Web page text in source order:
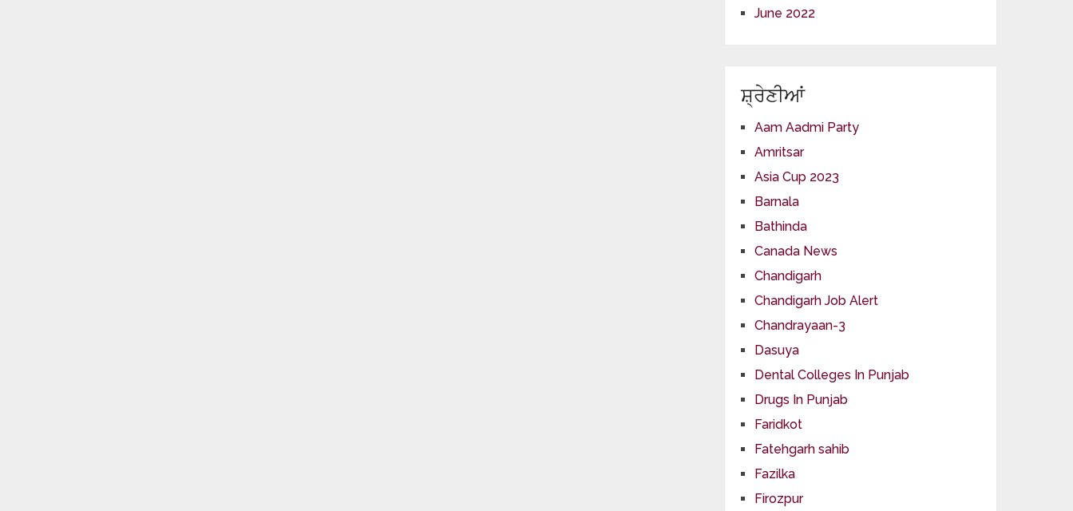
June 2022
ਸ਼੍ਰੇਣੀਆਂ
Aam Aadmi Party
Amritsar
Asia Cup 2023
Barnala
Bathinda
Canada News
Chandigarh
Chandigarh Job Alert
Chandrayaan-3
Dasuya
Dental Colleges In Punjab
Drugs In Punjab
Faridkot
Fatehgarh sahib
Fazilka
Firozpur